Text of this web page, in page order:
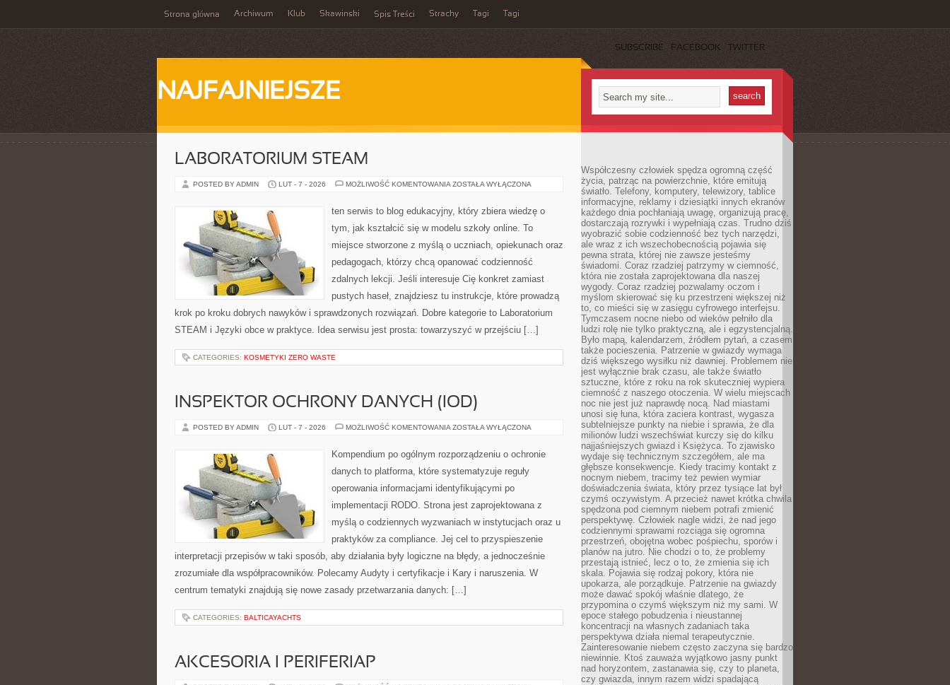
Strona główna Archiwum Klub Skawinski Spis Treści Strachy Tagi Tagi
SUBSCRIBE FACEBOOK TWITTER
NAJFAJNIEJSZE
LABORATORIUM STEAM
POSTED BY ADMIN LUT - 7 - 2026 MOŻLIWOŚĆ KOMENTOWANIA LABORATORIUM
ZOSTAŁA WYŁĄCZONA
ten serwis to blog edukacyjny, który zbiera wiedzę o
tym, jak kształcić się w modelu szkoły online. To
miejsce stworzone z myślą o uczniach, opiekunach oraz
pedagogach, którzy chcą opanować codzienność
zdalnych lekcji. Jeśli interesuje Cię konkret zamiast
pustych haseł, znajdziesz tu instrukcje, które prowadzą
krok po kroku dobrych nawyków i sprawdzonych rozwiązań. Dobre kategorie to Laboratorium
STEAM i Języki obce w praktyce. Idea serwisu jest prosta: towarzyszyć w przejściu […]
CATEGORIES: KOSMETYKI ZERO WASTE
INSPEKTOR OCHRONY DANYCH (IOD)
POSTED BY ADMIN LUT - 7 - 2026 MOŻLIWOŚĆ KOMENTOWANIA INSPEKTOR
ZOSTAŁA WYŁĄCZONA
Kompendium po ogólnym rozporządzeniu o ochronie
danych to platforma, które systematyzuje reguły
operowania informacjami identyfikującymi po
implementacji RODO. Strona jest zaprojektowana z
myślą o codziennych wyzwaniach w instytucjach oraz u
praktyków za compliance. Jej cel to przyspieszenie
interpretacji przepisów w taki sposób, aby działania były logiczne na błędy, a jednocześnie
zrozumiałe dla współpracowników. Polecamy Audyty i certyfikacje i Kary i naruszenia. W
centrum tematyki znajdują się nowe zasady przetwarzania danych: […]
CATEGORIES: BALTICAYACHTS
AKCESORIA I PERIFERIAP
Współczesny człowiek spędza ogromną część
życia, patrząc na powierzchnie, które emitują
światło. Telefony, komputery, telewizory, tablice
informacyjne, reklamy i dziesiątki innych ekranów
każdego dnia pochłaniają uwagę, organizują pracę,
dostarczają rozrywki i wypełniają czas. Trudno dziś
wyobrazić sobie codzienność bez tych narzędzi,
ale wraz z ich wszechobecnością pojawia się
pewna strata, której nie zawsze jesteśmy
świadomi. Coraz rzadziej patrzymy w ciemność,
która nie została zaprojektowana dla naszej
wygody. Coraz rzadziej pozwalamy oczom i
myślom skierować się ku przestrzeni większej niż
to, co mieści się w zasięgu cyfrowego interfejsu.
Tymczasem nocne niebo od wieków pełniło dla
ludzi rolę nie tylko praktyczną, ale i egzystencjalną.
Było mapą, kalendarzem, źródłem pytań, a czasem
także pocieszenia. Patrzenie w gwiazdy wymaga
dziś większego wysiłku niż dawniej. Problemem nie
jest wyłącznie brak czasu, ale także światło
sztuczne, które z roku na rok skuteczniej wypiera
ciemność z naszego otoczenia. W wielu miejscach
noc nie jest już naprawdę nocą. Nad miastami
unosi się łuna, która zaciera kontrast, wygasza
subtelniejsze punkty na niebie i sprawia, że dla
milionów ludzi wszechświat kurczy się do kilku
najjaśniejszych gwiazd i Księżyca. To zjawisko
wydaje się technicznym szczegółem, ale ma
głębsze konsekwencje. Kiedy tracimy kontakt z
nocnym niebem, tracimy też pewien wymiar
doświadczenia świata, który przez tysiące lat był
czymś oczywistym. A przecież nawet krótka chwila
spędzona pod ciemnym niebem potrafi zmienić
perspektywę. Człowiek nagle widzi, że nad jego
codziennymi sprawami rozciąga się ogromna
przestrzeń, obojętna wobec pośpiechu, sporów i
planów na jutro. Nie chodzi o to, że problemy
przestają istnieć, lecz o to, że zmienia się ich
skala. Pojawia się rodzaj pokory, która nie
upokarza, ale porządkuje. Patrzenie na gwiazdy
może dawać spokój właśnie dlatego, że
przypomina o czymś większym niż my sami. W
epoce stałego pobudzenia i nieustannej
koncentracji na własnych zadaniach taka
perspektywa działa niemal terapeutycznie.
Zainteresowanie niebem często zaczyna się bardzo
niewinnie. Ktoś zauważa wyjątkowo jasny punkt
nad horyzontem, zastanawia się, czy to planeta,
czy gwiazda, innym razem widzi spadającą